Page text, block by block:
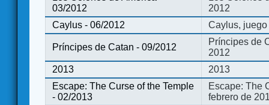
03/2012
2012
Caylus - 06/2012
Caylus,
Príncipes de Catan - 09/2012
Príncipes de
2012
2013
2013
Escape: The Curse of the Temple
- 02/2013
Escape: The
febrero de